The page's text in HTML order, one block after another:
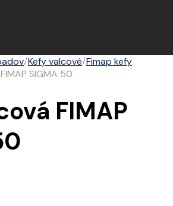
/Kefy valcové/Fimap kefy
SIGMA 50
FIMAP